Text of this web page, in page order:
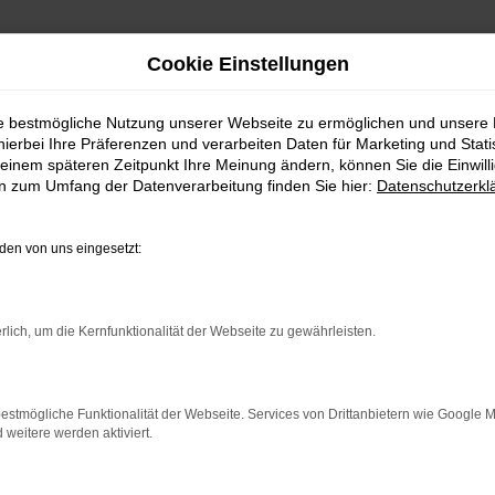
Auto Köhler
einem Plus an Qualität
genießen eine entsprechend breite Auswahl. Was uns am
sondern führen stets umfangreiche Checks in unsere
Autobranche und auf unseren guten Namen in Mainburg
für jedes Baujahr und alle Ausstattungslinien und
Cookie Einstellungen
bestmögliche Nutzung unserer Webseite zu ermöglichen und unsere
Ihre Präferenzen und verarbeiten Daten für Marketing und
späteren Zeitpunkt Ihre Meinung ändern, können Sie die
zum Umfang der Datenverarbeitung finden Sie hier:
von uns eingesetzt:
um die Kernfunktionalität der Webseite zu gewährleisten.
Funktionalität der Webseite. Services von Drittanbietern wie Google
weitere werden aktiviert.